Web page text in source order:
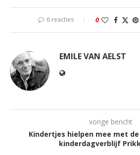
6 reacties 0
EMILE VAN AELST
vorige bericht
Kindertjes hielpen mee met
kinderdagverblijf